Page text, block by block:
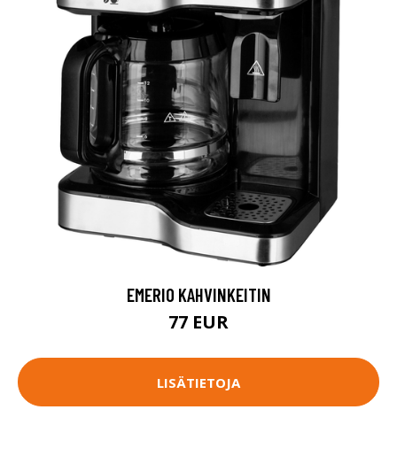
EMERIO KAHVINKEITIN
77 EUR
LISÄTIETOJA